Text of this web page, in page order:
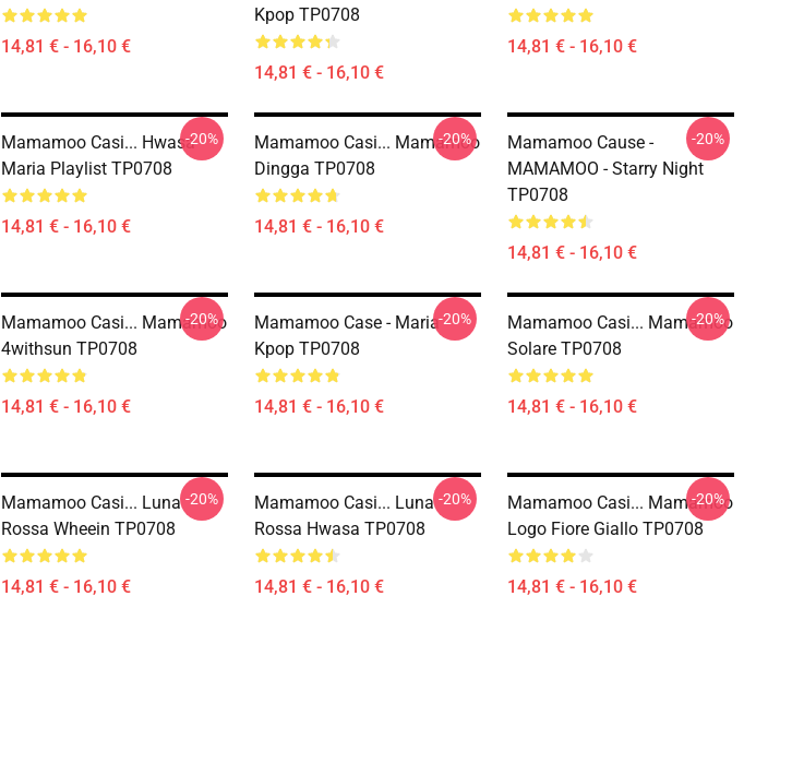
14,81 € - 16,10 €
Kpop TP0708
14,81 € - 16,10 €
14,81 € - 16,10 €
Mamamoo Casi... Hwasa
Maria Playlist TP0708
14,81 € - 16,10 €
-20%
Mamamoo Casi... Mamamoo
Dingga TP0708
14,81 € - 16,10 €
-20%
Mamamoo Cause -
MAMAMOO - Starry Night
TP0708
14,81 € - 16,10 €
-20%
Mamamoo Casi... Mamamoo
4withsun TP0708
14,81 € - 16,10 €
-20%
Mamamoo Case - Maria
Kpop TP0708
14,81 € - 16,10 €
-20%
Mamamoo Casi... Mamamoo
Solare TP0708
14,81 € - 16,10 €
-20%
Mamamoo Casi... Luna
Rossa Wheein TP0708
14,81 € - 16,10 €
-20%
Mamamoo Casi... Luna
Rossa Hwasa TP0708
14,81 € - 16,10 €
-20%
Mamamoo Casi... Mamamoo
Logo Fiore Giallo TP0708
14,81 € - 16,10 €
-20%